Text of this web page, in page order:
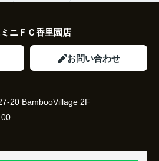
ミニＦＣ香里園店
お問い合わせ
20 BambooVillage 2F